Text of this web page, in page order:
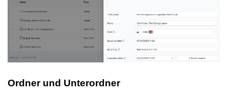
Ordner und Unterordner